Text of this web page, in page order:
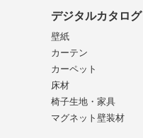
デジタルカタログ
壁紙
カーテン
カーペット
床材
椅子生地・家具
マグネット壁装材